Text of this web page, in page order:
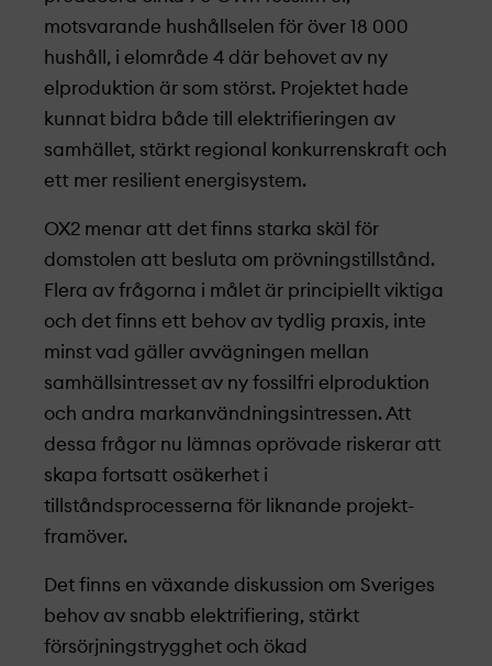
motsvarande hushållselen för över 18 000
hushåll, i elområde 4 där behovet av ny
elproduktion är som störst. Projekt­et hade
kunnat bidra både till elektrifieringen av
samhället, stärkt regional konkurrenskraft och
ett mer resilient energisystem.
OX2 menar att det finns starka skäl för
domstolen att besluta om prövningstillstånd.
Flera av frågorna i målet är principiellt viktiga
och det finns ett behov av tydlig praxis, inte
minst vad gäller avvägningen mellan
samhällsintresset av ny fossilfri elproduktion
och andra markanvändningsintressen. Att
dessa frågor nu lämnas oprövade riskerar att
skapa fortsatt osäkerhet i
tillståndsprocesserna för liknande projekt­
framöver.
Det finns en växande diskussion om Sveriges
behov av snabb elektrifiering, stärkt
försörjningstrygghet och ökad